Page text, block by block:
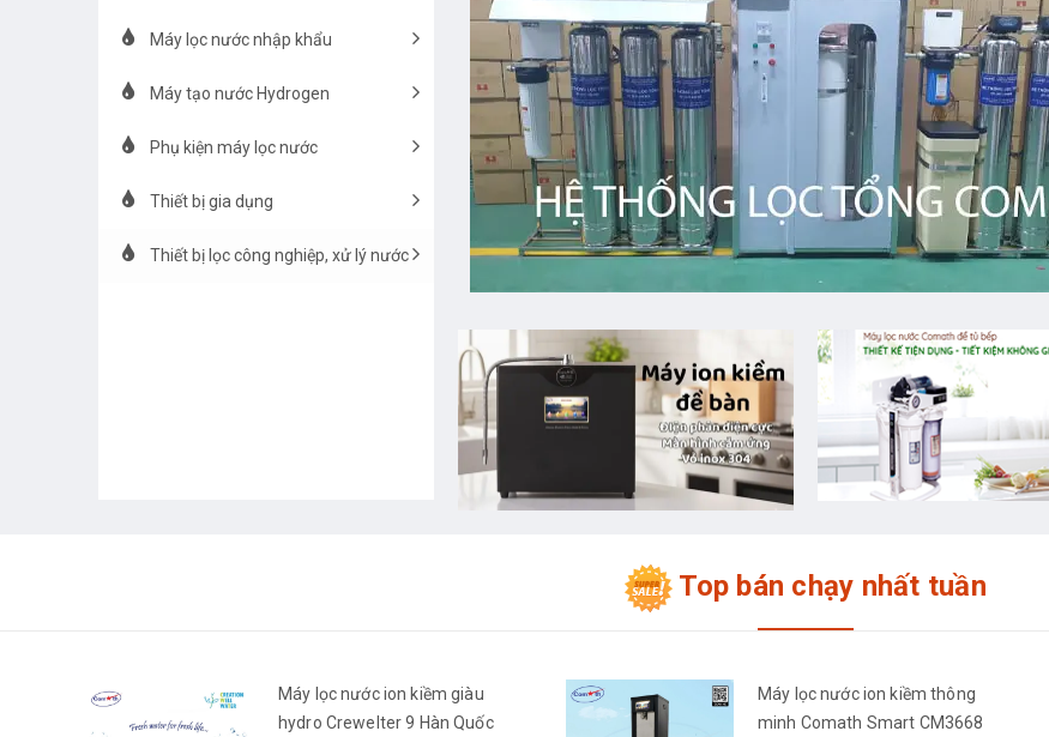
Máy lọc nước nhập khẩu
Máy tạo nước Hydrogen
Phụ kiện máy lọc nước
Thiết bị gia dụng
Thiết bị lọc công nghiệp, xử lý nước
Top bán chạy nhất tuần
Máy lọc nước ion kiềm giàu
hydro Crewelter 9 Hàn Quốc
Máy lọc nước ion kiềm thông
minh Comath Smart CM3668